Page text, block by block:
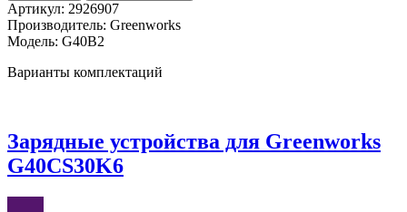
Артикул: 2926907
Производитель: Greenworks
Модель: G40B2
Варианты комплектаций
Зарядные устройства для Greenworks
G40CS30K6